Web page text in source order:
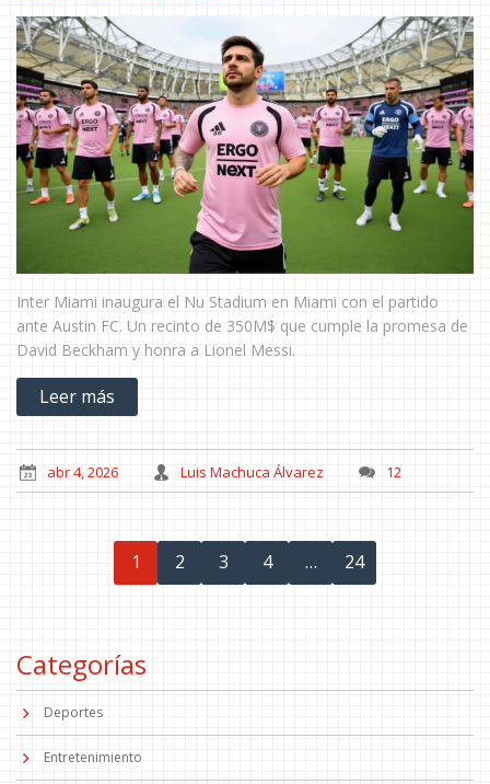
Inter Miami inaugura el Nu Stadium en Miami con el partido
ante Austin FC. Un recinto de 350M$ que cumple la promesa de
David Beckham y honra a Lionel Messi.
Leer más
abr 4, 2026 Luis Machuca Álvarez 12
1 2 3 4 … 24
Categorías
Deportes
Entretenimiento